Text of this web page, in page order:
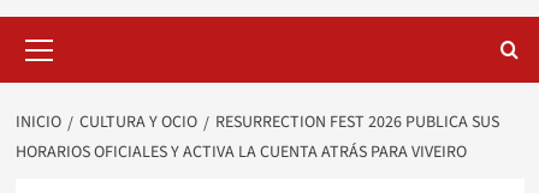
principal
INICIO CULTURA Y OCIO
RESURRECTION FEST 2026 PUBLICA SUS
HORARIOS OFICIALES Y ACTIVA LA CUENTA ATRÁS PARA VIVEIRO